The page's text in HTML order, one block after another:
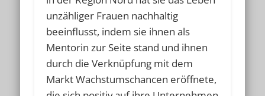
unzähliger Frauen nachhaltig
beeinflusst, indem sie ihnen als
Mentorin zur Seite stand und ihnen
durch die Verknüpfung mit dem
Markt Wachstumschancen eröffnete,